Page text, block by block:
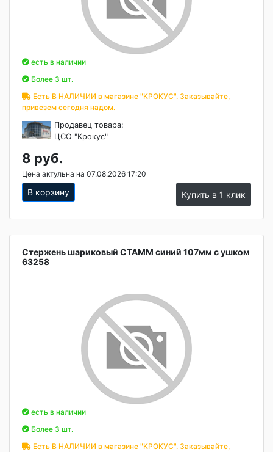
есть в наличии
Более 3 шт.
Есть В НАЛИЧИИ в магазине "КРОКУС". Заказывайте,
привезем сегодня надом.
Продавец товара:
ЦСО "Крокус"
8 руб.
Цена актульна на 07.08.2026 17:20
В корзину Купить в 1 клик
Стержень шариковый СТАММ синий 107мм с ушком
63258
есть в наличии
Более 3 шт.
Есть В НАЛИЧИИ в магазине "КРОКУС". Заказывайте,